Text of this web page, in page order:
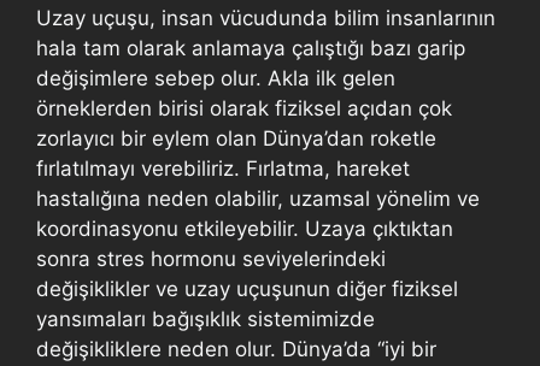
Uzay uçuşu, insan vücudunda bilim insanlarının
hala tam olarak anlamaya çalıştığı bazı garip
değişimlere sebep olur. Akla ilk gelen
örneklerden birisi olarak fiziksel açıdan çok
zorlayıcı bir eylem olan Dünya’dan roketle
fırlatılmayı verebiliriz. Fırlatma, hareket
hastalığına neden olabilir, uzamsal yönelim ve
koordinasyonu etkileyebilir. Uzaya çıktıktan
sonra stres hormonu seviyelerindeki
değişiklikler ve uzay uçuşunun diğer fiziksel
yansımaları bağışıklık sistemimizde
değişikliklere neden olur. Dünya’da “iyi bir